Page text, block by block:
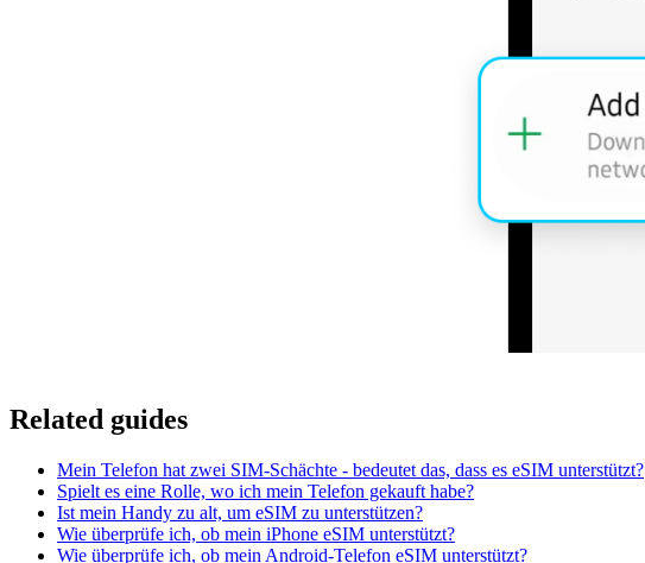
Related guides
Mein Telefon hat zwei SIM-Schächte - bedeutet das, dass es eSIM unterstützt?
Spielt es eine Rolle, wo ich mein Telefon gekauft habe?
Ist mein Handy zu alt, um eSIM zu unterstützen?
Wie überprüfe ich, ob mein iPhone eSIM unterstützt?
Wie überprüfe ich, ob mein Android-Telefon eSIM unterstützt?